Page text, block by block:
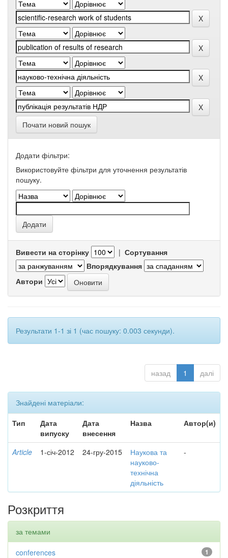
Почати новий пошук
Додати фільтри:
Використовуйте фільтри для уточнення результатів
пошуку.
Вивести на сторінку | Сортування
Впорядкування
Автори
Результати 1-1 зі 1 (час пошуку: 0.003 секунди).
назад 1 далі
Знайдені матеріали:
Тип
Дата
випуску
Дата
внесення
Назва Автор(и)
Article 1-січ-2012 24-гру-2015
Наукова та
науково-
технічна
діяльність
-
Розкриття
за темами
1
conferences